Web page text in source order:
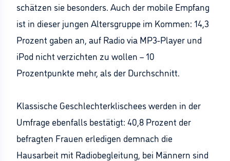
schätzen sie besonders. Auch der mobile Empfang
ist in dieser jungen Altersgruppe im Kommen: 14,3
Prozent gaben an, auf Radio via MP3-Player und
iPod nicht verzichten zu wollen – 10
Prozentpunkte mehr, als der Durchschnitt.
Klassische Geschlechterklischees werden in der
Umfrage ebenfalls bestätigt: 40,8 Prozent der
befragten Frauen erledigen demnach die
Hausarbeit mit Radiobegleitung, bei Männern sind